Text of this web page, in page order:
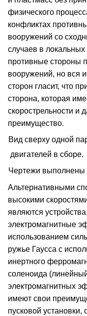
физического
конфликтах
вооружений со
случаев в
противные стороны
вооружений, но вся
сторон гласит, что
сторона, которая
скорострельности и
преимущество.
Вид сверху одной
двигателей в сборе.
Чертежи выполнены
Альтернативными
высокими
являются
электромагнитные
использованием
ружье Гаусса с
инертного
соленоида
электромагнитных
имеют свои
пусковой